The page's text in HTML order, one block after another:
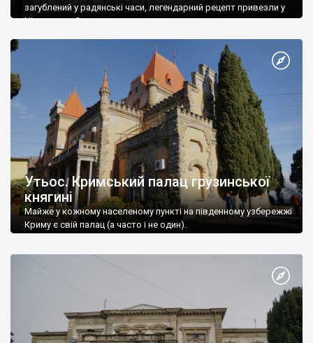
загублений у радянські часи, легендарний рецепт привезли у
Ніжин греки?
Утьос. Кримський палац грузинської
княгині
Майже у кожному населеному пункті на південному узбережжі
Криму є свій палац (а часто і не один).